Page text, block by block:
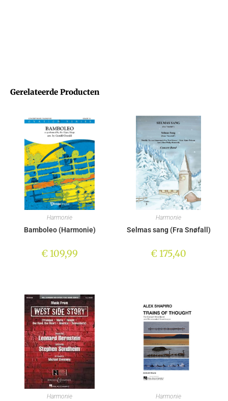
Gerelateerde Producten
Harmonie
Bamboleo (Harmonie)
€109,99
Harmonie
Selmas sang (Fra Snøfall)
€175,40
Harmonie Harmonie